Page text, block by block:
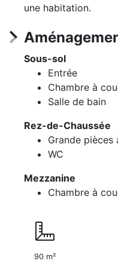
une habitation.
Sous-sol
Entrée
Chambre à
Salle de bain
Rez-de-Chaussée
Grande
WC
Mezzanine
Chambre à
90 m²